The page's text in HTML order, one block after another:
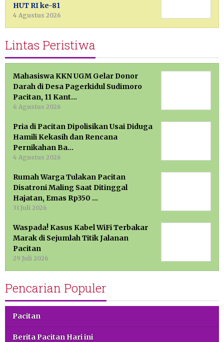
HUT RI ke-81
4 Agustus 2026
Lintas Peristiwa
Mahasiswa KKN UGM Gelar Donor
Darah di Desa Pagerkidul Sudimoro
Pacitan, 11 Kant…
6 Agustus 2026
Pria di Pacitan Dipolisikan Usai Diduga
Hamili Kekasih dan Rencana
Pernikahan Ba…
4 Agustus 2026
Rumah Warga Tulakan Pacitan
Disatroni Maling Saat Ditinggal
Hajatan, Emas Rp350 …
31 Juli 2026
Waspada! Kasus Kabel WiFi Terbakar
Marak di Sejumlah Titik Jalanan
Pacitan
29 Juli 2026
Pencarian Populer
Pacitan
Berita Pacitan Hari ini